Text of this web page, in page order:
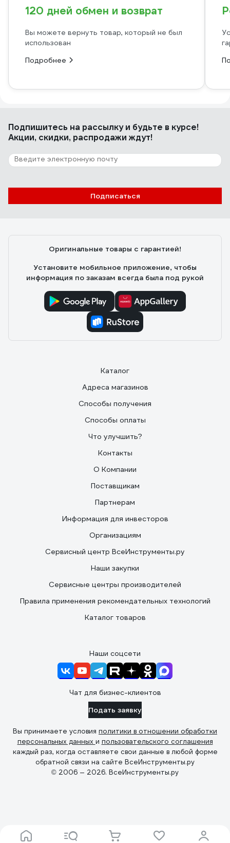
120 дней обмен и возврат
Вы можете вернуть товар, который не был
использован
Подробнее
Подпишитесь на рассылкуи будьте в курсе!
Акции, скидки, распродажи ждут!
Подписаться
Оригинальные товары с гарантией!
Установите мобильное приложение, чтобы
информация по заказам всегда была под рукой
Каталог
Адреса магазинов
Способы получения
Способы оплаты
Что улучшить?
Контакты
О Компании
Поставщикам
Партнерам
Информация для инвесторов
Организациям
Сервисный центр ВсеИнструменты.ру
Наши закупки
Сервисные центры производителей
Правила применения рекомендательных технологий
Каталог товаров
Наши соцсети
Чат для бизнес-клиентов
Подать заявку
Вы принимаете условия политики в отношении обработки
персональных данных и пользовательского соглашения
каждый раз, когда оставляете свои данные в любой форме
обратной связи на сайте ВсеИнструменты.ру
© 2006 — 2026. ВсеИнструменты.ру